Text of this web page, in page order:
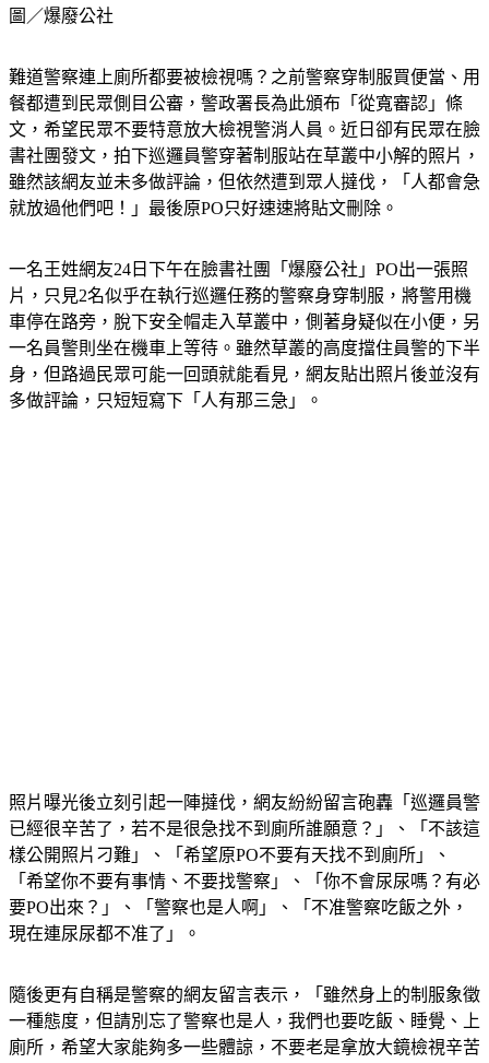
圖／爆廢公社
難道警察連上廁所都要被檢視嗎？之前警察穿制服買便當、用
餐都遭到民眾側目公審，警政署長為此頒布「從寬審認」條
文，希望民眾不要特意放大檢視警消人員。近日卻有民眾在臉
書社團發文，拍下巡邏員警穿著制服站在草叢中小解的照片，
雖然該網友並未多做評論，但依然遭到眾人撻伐，「人都會急
就放過他們吧！」最後原PO只好速速將貼文刪除。
一名王姓網友24日下午在臉書社團「爆廢公社」PO出一張照
片，只見2名似乎在執行巡邏任務的警察身穿制服，將警用機
車停在路旁，脫下安全帽走入草叢中，側著身疑似在小便，另
一名員警則坐在機車上等待。雖然草叢的高度擋住員警的下半
身，但路過民眾可能一回頭就能看見，網友貼出照片後並沒有
多做評論，只短短寫下「人有那三急」。
照片曝光後立刻引起一陣撻伐，網友紛紛留言砲轟「巡邏員警
已經很辛苦了，若不是很急找不到廁所誰願意？」、「不該這
樣公開照片刁難」、「希望原PO不要有天找不到廁所」、
「希望你不要有事情、不要找警察」、「你不會尿尿嗎？有必
要PO出來？」、「警察也是人啊」、「不准警察吃飯之外，
現在連尿尿都不准了」。
隨後更有自稱是警察的網友留言表示，「雖然身上的制服象徵
一種態度，但請別忘了警察也是人，我們也要吃飯、睡覺、上
廁所，希望大家能夠多一些體諒，不要老是拿放大鏡檢視辛苦